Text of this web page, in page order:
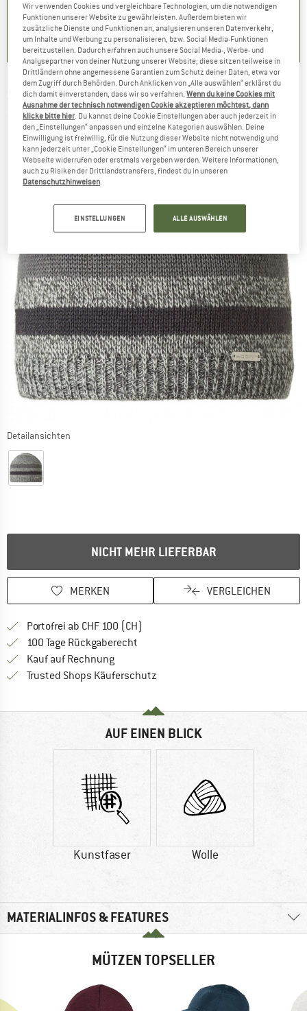
1
)
4.6(20) 5.0(2)
STÖHR -Holger - Mütze
(0)
Detailansichten
NICHT MEHR LIEFERBAR
MERKEN VERGLEICHEN
Portofrei ab CHF 100 (CH)
100 Tage Rückgaberecht
Kauf auf RechnungFinde die Zahlungs-Infos hier! Öffnet
Trusted Shops Käuferschutz
AUF EINEN BLICK
Kunstfaser Wolle
MATERIALINFOS & FEATURES
MÜTZEN TOPSELLER
Wir verwenden Cookies und vergleichbare Technologien, um die notwendigen
Funktionen unserer Website zu gewährleisten. Außerdem bieten wir
zusätzliche Dienste und Funktionen an, analysieren unseren Datenverkehr,
um Inhalte und Werbung zu personalisieren, bzw. Social Media-Funktionen
bereitzustellen. Dadurch erfahren auch unsere Social Media-, Werbe- und
Analysepartner von deiner Nutzung unserer Website; diese sitzen teilweise in
Drittländern ohne angemessene Garantien zum Schutz deiner Daten, etwa vor
dem Zugriff durch Behörden. Durch Anklicken von „Alle auswählen“ erklärst du
dich damit einverstanden, dass wir so verfahren.Wenn du keine Cookies mit
Ausnahme der technisch notwendigen Cookie akzeptieren möchtest, dann
klicke bitte hier . Du kannst deine Cookie Einstellungen aber auch jederzeit in
den „Einstellungen“ anpassen und einzelne Kategorien auswählen. Deine
Einwilligung ist freiwillig, für die Nutzung dieser Website nicht notwendig und
kann jederzeit unter „Cookie Einstellungen“ im unteren Bereich unserer
Webseite widerrufen oder erstmals vergeben werden. Weitere Informationen,
auch zu Risiken der Drittlandstransfers, findest du in unseren
Datenschutzhinweisen
EINSTELLUNGEN ALLE AUSWÄHLEN